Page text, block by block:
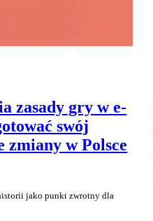
zasady gry w e-
swój
zmiany w Polsce
jako punkt zwrotny dla